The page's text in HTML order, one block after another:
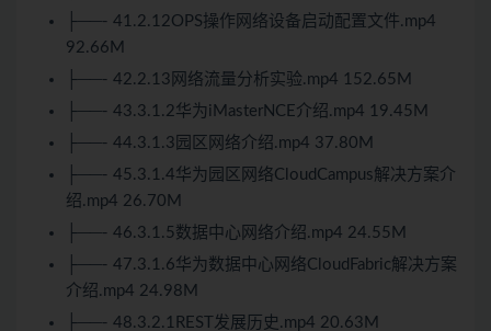
├──- 41.2.12OPS操作网络设备启动配置文件.mp4
92.66M
├──- 42.2.13网络流量分析实验.mp4 152.65M
├──- 43.3.1.2华为iMasterNCE介绍.mp4 19.45M
├──- 44.3.1.3园区网络介绍.mp4 37.80M
├──- 45.3.1.4华为园区网络CloudCampus解决方案介
绍.mp4 26.70M
├──- 46.3.1.5数据中心网络介绍.mp4 24.55M
├──- 47.3.1.6华为数据中心网络CloudFabric解决方案
介绍.mp4 24.98M
├──- 48.3.2.1REST发展历史.mp4 20.63M